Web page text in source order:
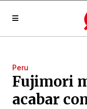
Peru
Fujimori
acabar